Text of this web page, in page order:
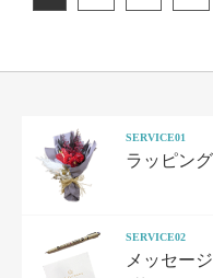
SERVICE01
ラッピング
SERVICE02
メッセージ